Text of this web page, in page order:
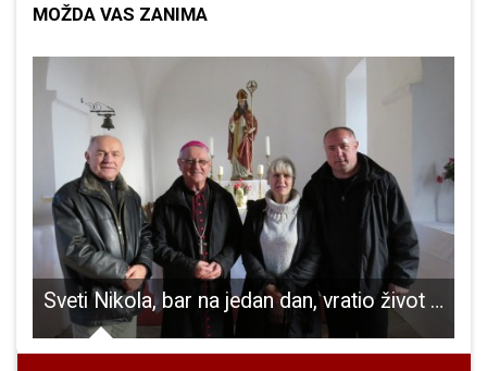
MOŽDA VAS ZANIMA
Sveti Nikola, bar na jedan dan, vratio život u Kaluđerovac